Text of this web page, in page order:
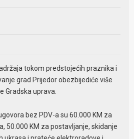
tokom predstojećih praznika i
grad Prijedor obezbijediće više
Gradska uprava.
bez PDV-a su 60.000 KM za
50.000 KM za postavljanje, skidanje